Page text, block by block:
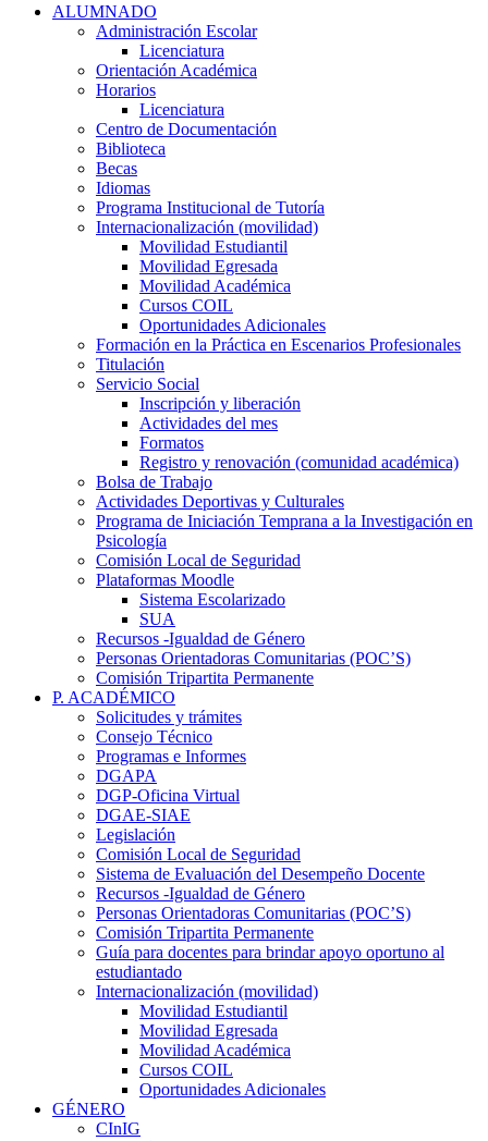
ALUMNADO
Administración Escolar
Licenciatura
Orientación Académica​
Horarios
Licenciatura
Centro de Documentación
Biblioteca
Becas
Idiomas
Programa Institucional de Tutoría
Internacionalización (movilidad)
Movilidad Estudiantil
Movilidad Egresada
Movilidad Académica
Cursos COIL
Oportunidades Adicionales
Formación en la Práctica en Escenarios Profesionales
Titulación
Servicio Social
Inscripción y liberación
Actividades del mes
Formatos
Registro y renovación (comunidad académica)
Bolsa de Trabajo
Actividades Deportivas y Culturales
Programa de Iniciación Temprana a la Investigación en
Psicología
Comisión Local de Seguridad
Plataformas Moodle
Sistema Escolarizado
SUA
Recursos -Igualdad de Género
Personas Orientadoras Comunitarias (POC’S)
Comisión Tripartita Permanente
P. ACADÉMICO
Solicitudes y trámites
Consejo Técnico
Programas e Informes
DGAPA
DGP-Oficina Virtual
DGAE-SIAE
Legislación
Comisión Local de Seguridad
Sistema de Evaluación del Desempeño Docente
Recursos -Igualdad de Género
Personas Orientadoras Comunitarias (POC’S)
Comisión Tripartita Permanente
Guía para docentes para brindar apoyo oportuno al
estudiantado
Internacionalización (movilidad)
Movilidad Estudiantil
Movilidad Egresada
Movilidad Académica
Cursos COIL
Oportunidades Adicionales
GÉNERO
CInIG